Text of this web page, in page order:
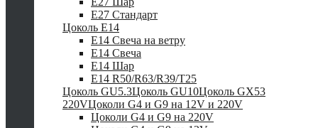
E27 Стандарт
Цоколь Е14
E14 Свеча на ветру
E14 Свеча
E14 Шар
E14 R50/R63/R39/T25
Цоколь GU5.3Цоколь GU10Цоколь GX53
220VЦоколи G4 и G9 на 12V и 220V
Цоколи G4 и G9 на 220V